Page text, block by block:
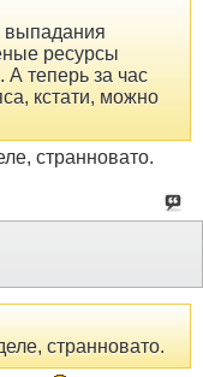
выпадания
ресурсы
теперь за час
кстати, можно
странновато.
странновато.